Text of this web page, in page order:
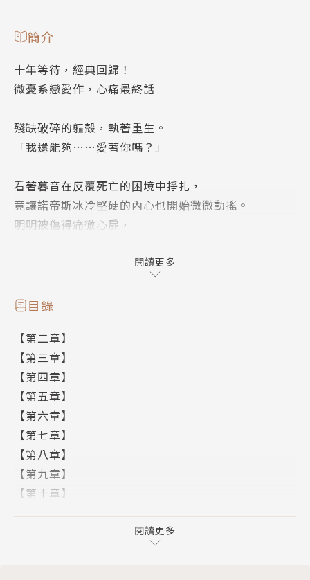
簡介
十年等待，經典回歸！
微憂系戀愛作，心痛最終話──
殘缺破碎的軀殼，執著重生。
「我還能夠……愛著你嗎？」
看著暮音在反覆死亡的困境中掙扎，
竟讓諾帝斯冰冷堅硬的內心也開始微微動搖。
明明被傷得痛徹心扉，
──勝利者得到一切，失敗者失去所有。
呢喃般的話語如同詛咒，殘忍地束縛著所有人的命運。
既然她已經做出選擇，那就，不能後悔……
作者簡介
墨竹
余自幼乖僻，熱衷詩文，偏愛戲曲，生長於震澤之畔，
閒好飲茶聞酒。
最喜文字，錄記異想遐思。
閱讀更多
目錄
【第二章】
【第三章】
【第四章】
【第五章】
【第六章】
【第七章】
【第八章】
【第九章】
【第十章】
閱讀更多